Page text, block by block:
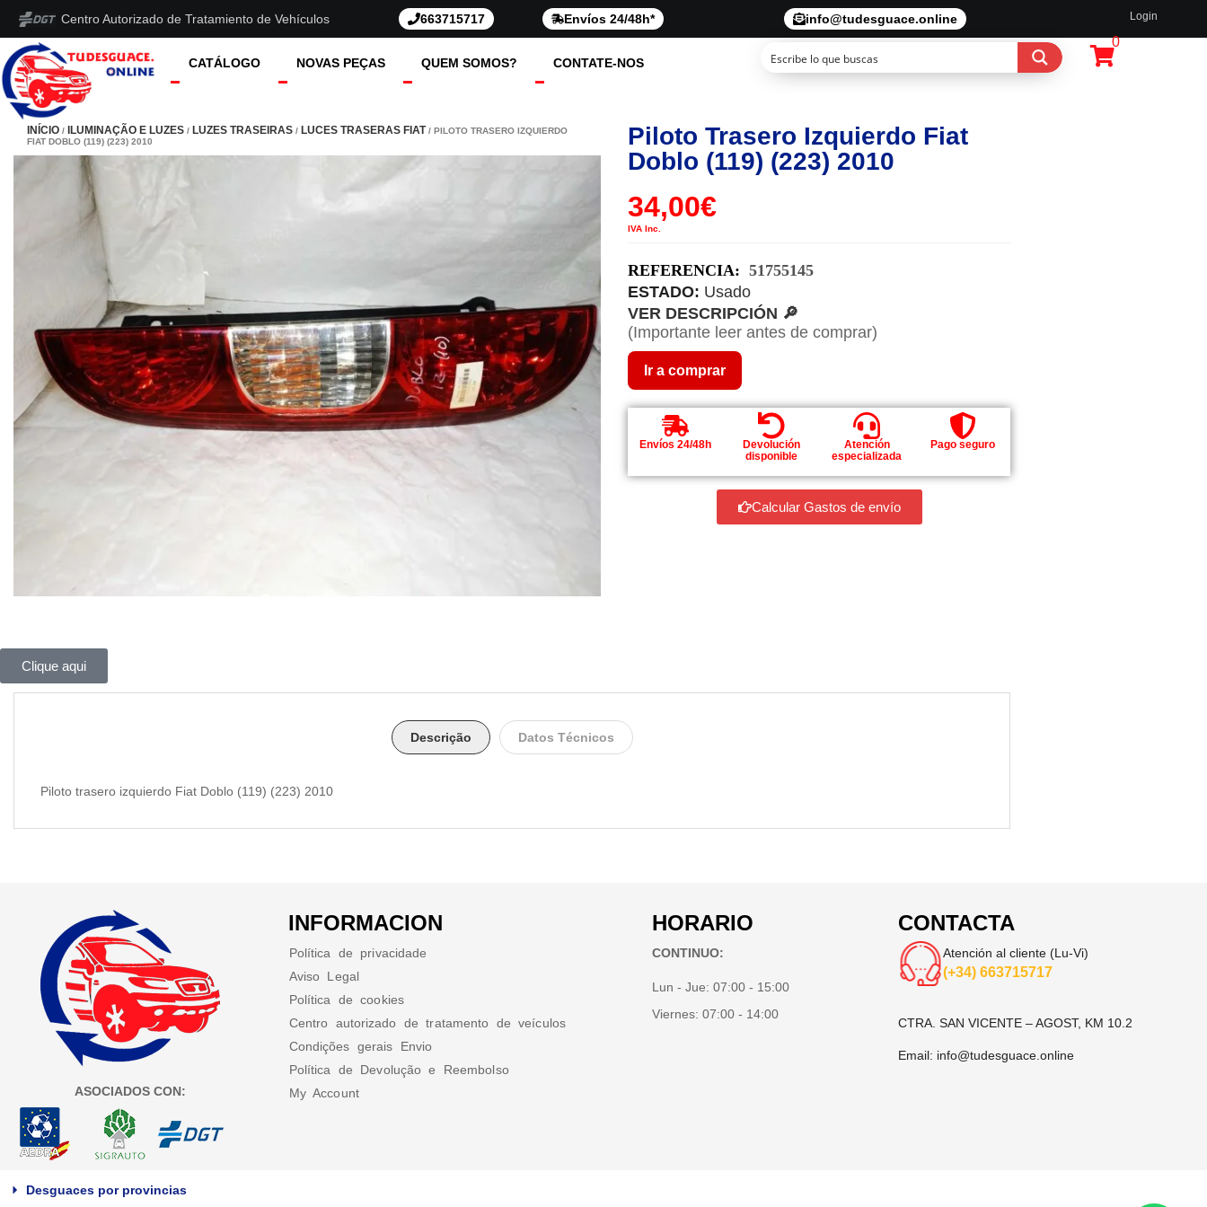
Centro Autorizado de Tratamiento de Vehículos 663715717 Envíos 24/48h* info@tudesguace.online Login
CATÁLOGO NOVAS PEÇAS QUEM SOMOS? CONTATE-NOS
0
INÍCIO / ILUMINAÇÃO E LUZES / LUZES TRASEIRAS / LUCES TRASERAS FIAT / PILOTO TRASERO IZQUIERDO
FIAT DOBLO (119) (223) 2010
Piloto Trasero Izquierdo Fiat
Doblo (119) (223) 2010
34,00€
IVA Inc.
REFERENCIA: 51755145
ESTADO: Usado
VER DESCRIPCIÓN 🔎
(Importante leer antes de comprar)
Ir a comprar
Envíos 24/48h
Devolución
disponible
Atención
especializada
Pago seguro
Calcular Gastos de envío
Clique aqui
Descrição Datos Técnicos
Piloto trasero izquierdo Fiat Doblo (119) (223) 2010
ASOCIADOS CON:
INFORMACION
Política de privacidade
Aviso Legal
Política de cookies
Centro autorizado de tratamento de veículos
Condições gerais Envio
Política de Devolução e Reembolso
My Account
HORARIO
CONTINUO:
Lun - Jue:07:00 - 15:00
Viernes:07:00 - 14:00
CONTACTA
Atención al cliente (Lu-Vi)
(+34) 663715717
CTRA. SAN VICENTE – AGOST, KM 10.2
Email: info@tudesguace.online
Desguaces por provincias